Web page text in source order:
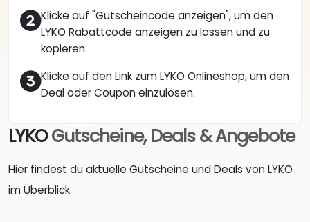
Klicke auf "Gutscheincode anzeigen", um den
LYKO Rabattcode anzeigen zu lassen und zu
kopieren.
Klicke auf den Link zum LYKO Onlineshop, um den
Deal oder Coupon einzulösen.
LYKOGutscheine, Deals & Angebote
Hier findest du aktuelle Gutscheine und Deals von LYKO
im Überblick.